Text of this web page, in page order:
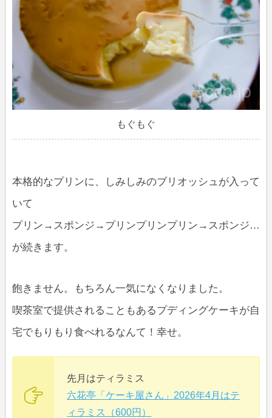
もぐもぐ
本格的なプリンに、しみしみのブリオッシュが入って
いて
プリン→スポンジ→プリンプリンプリン→スポンジ…
が続きます。
飽きません。もちろん一気になくなりました。
喫茶室で提供されることもあるプディングケーキが自
宅でもりもり食べれるなんて！幸せ。
先月はティラミス
六花亭「ケーキ屋さん」2026年4月はテ
ィラミス（600円）